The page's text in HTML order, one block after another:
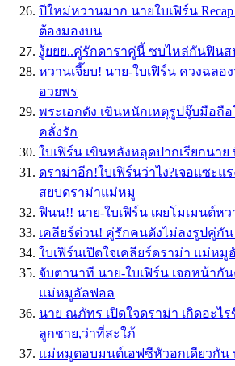
ปีใหม่หวานมาก นายใบเฟิร์น
ต้องมองบน
งู้ยยย..คู่รักดาราคู่นี้ ซบไหล่กันฟิน
หวานเจี๊ยบ! นาย-ใบเฟิร์น ควงฉลอ
อวยพร
พระเอกดัง เขินหนักเหตุรูปจุ๊บมือถื
คลั่งรัก
ใบเฟิร์น เขินหลังหลุดปากเรียกนาย
ดราม่าอีก!ใบเฟิร์นว่าไง?เจอแซะแ
สยบดราม่าแม่หมู
ฟินน!! นาย-ใบเฟิร์น เผยโมเมนต์ห
เคลียร์ด่วน! คู่รักคนดังไม่ลงรูปคู่กั
ใบเฟิร์นเปิดใจเคลียร์ดราม่า แม่ห
จับตานาที นาย-ใบเฟิร์น เจอหน้ากั
แม่หมูอัลฟอล
นาย ณภัทร เปิดใจดราม่า เกิดอะไ
ลูกชาย,ว่าที่สะใภ้
แม่หมูตอบมนต์เอฟซีหัวอกเดียวกัน